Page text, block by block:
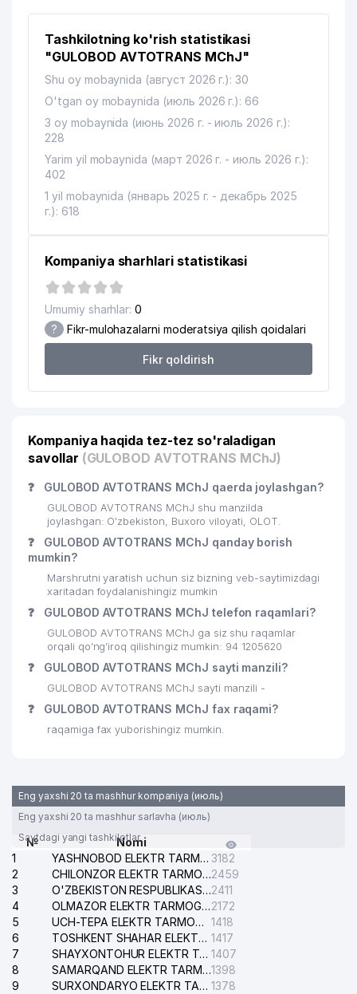
Tashkilotning ko'rish statistikasi
"GULOBOD AVTOTRANS MChJ"
Shu oy mobaynida (август 2026 г.): 30
O'tgan oy mobaynida (июль 2026 г.): 66
3 oy mobaynida (июнь 2026 г. - июль 2026 г.):
228
Yarim yil mobaynida (март 2026 г. - июль 2026 г.):
402
1 yil mobaynida (январь 2025 г. - декабрь 2025
г.): 618
Kompaniya sharhlari statistikasi
Umumiy sharhlar: 0
? Fikr-mulohazalarni moderatsiya qilish qoidalari
Fikr qoldirish
Kompaniya haqida tez-tez so'raladigan
savollar (GULOBOD AVTOTRANS MChJ)
❓ GULOBOD AVTOTRANS MChJ qaerda joylashgan?
GULOBOD AVTOTRANS MChJ shu manzilda
joylashgan: O'zbekiston, Buxoro viloyati, OLOT.
❓
GULOBOD AVTOTRANS MChJ qanday borish
mumkin?
Marshrutni yaratish uchun siz bizning veb-saytimizdagi
xaritadan foydalanishingiz mumkin
❓ GULOBOD AVTOTRANS MChJ telefon raqamlari?
GULOBOD AVTOTRANS MChJ ga siz shu raqamlar
orqali qo’ng’iroq qilishingiz mumkin: 94 1205620
❓ GULOBOD AVTOTRANS MChJ sayti manzili?
GULOBOD AVTOTRANS MChJ sayti manzili -
❓ GULOBOD AVTOTRANS MChJ fax raqami?
raqamiga fax yuborishingiz mumkin.
Eng yaxshi 20 ta mashhur kompaniya (июль)
Eng yaxshi 20 ta mashhur sarlavha (июль)
Saytdagi yangi tashkilotlar
№
Nomi
1
YASHNOBOD ELEKTR TARMOG'I NOSOZLIKLARI XIZMATI 3182
2
CHILONZOR ELEKTR TARMOG'I NOSOZLIK XIZMATI2459
3
O'ZBEKISTON RESPUBLIKASI BOSH PROKURATURASI ISHONCH TELEFONI2411
4
OLMAZOR ELEKTR TARMOG'I NOSOZLIKLARI XIZMATI2172
5
UCH-TEPA ELEKTR TARMOG'I NOSOZLIKLARI XIZMATI 1418
6
TOSHKENT SHAHAR ELEKTR TARMOQLARI KORXONASI AJ 1417
7
SHAYXONTOHUR ELEKTR TARMOG'I NOSOZLIKLARINI TUZATISH XIZMATI 1407
8
SAMARQAND ELEKTR TARMOQLARI AJ1398
9
SURXONDARYO ELEKTR TARMOQLARI AJ 1378